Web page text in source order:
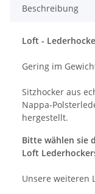
Beschreibung
Loft -
Gering im
Sitzhocker aus
Nappa-
hergestellt.
Bitte wählen sie
Loft
Unsere weiteren